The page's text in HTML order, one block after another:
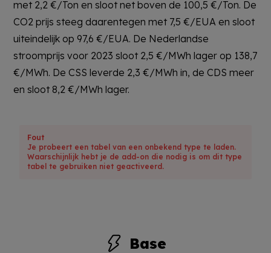
met 2,2 €/Ton en sloot net boven de 100,5 €/Ton. De
CO2 prijs steeg daarentegen met 7,5 €/EUA en sloot
uiteindelijk op 97,6 €/EUA. De Nederlandse
stroomprijs voor 2023 sloot 2,5 €/MWh lager op 138,7
€/MWh. De CSS leverde 2,3 €/MWh in, de CDS meer
en sloot 8,2 €/MWh lager.
Fout
Je probeert een tabel van een onbekend type te laden.
Waarschijnlijk hebt je de add-on die nodig is om dit type
tabel te gebruiken niet geactiveerd.
Base